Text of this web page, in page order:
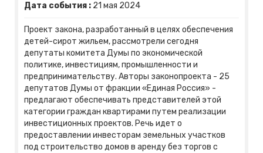
Дата события : 21 мая 2024
Проект закона, разработанный в целях обеспечения
детей-сирот жильем, рассмотрели сегодня
депутаты комитета Думы по экономической
политике, инвестициям, промышленности и
предпринимательству. Авторы законопроекта - 25
депутатов Думы от фракции «Единая Россия» -
предлагают обеспечивать представителей этой
категории граждан квартирами путем реализации
инвестиционных проектов. Речь идет о
предоставлении инвесторам земельных участков
под строительство домов в аренду без торгов с